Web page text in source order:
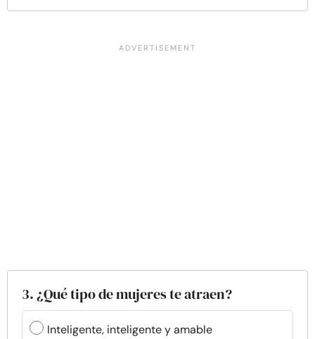
3. ¿Qué tipo de mujeres te atraen?
Inteligente, inteligente y amable